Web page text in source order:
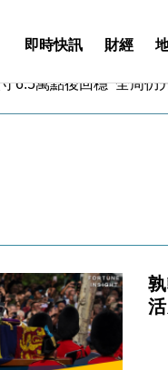
即時快訊 財經
6.5萬點後回穩 全周仍
自救後再出手 斥4億美元
夥菜鳥拓全球智慧倉儲
執法人員要求交「保
守6.5萬點後回穩 全周仍
換帥 玩具「反」斗城
波動收跌 連挫7周創逾3